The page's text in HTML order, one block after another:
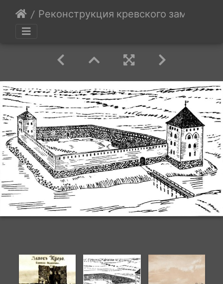
Реконструкция кревского замка,